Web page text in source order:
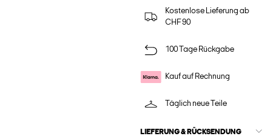
Kostenlose Lieferung ab
CHF 90
100 Tage Rückgabe
Kauf auf Rechnung
Täglich neue Teile
LIEFERUNG & RÜCKSENDUNG